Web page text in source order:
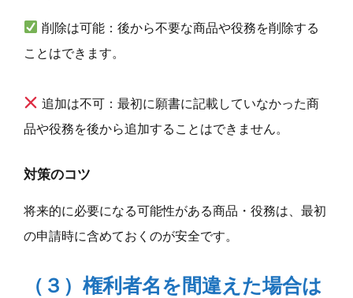
削除は可能：後から不要な商品や役務を削除する
ことはできます。
追加は不可：最初に願書に記載していなかった商
品や役務を後から追加することはできません。
対策のコツ
将来的に必要になる可能性がある商品・役務は、最初
の申請時に含めておくのが安全です。
（３）権利者名を間違えた場合は